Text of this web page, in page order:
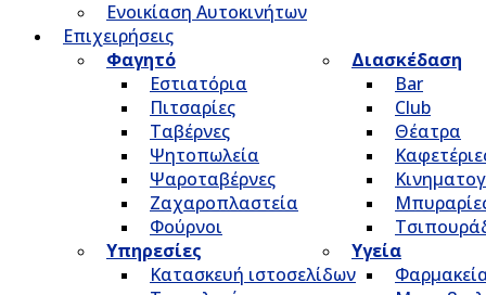
Ενοικίαση Αυτοκινήτων
Επιχειρήσεις
Φαγητό
Εστιατόρια
Πιτσαρίες
Ταβέρνες
Ψητοπωλεία
Ψαροταβέρνες
Ζαχαροπλαστεία
Φούρνοι
Διασκέδαση
Bar
Club
Θέατρα
Υπηρεσίες
Κατασκευή ιστοσελίδων
Υγεία